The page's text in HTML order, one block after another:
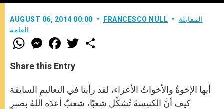
AUGUST 06, 2014 00:00 FRANCESCO NULL
المقابلة
العامة
W
h
t
s
p
p
M
e
s
e
g
e
r
F
a
e
b
o
k
w
r
Share this Entry
أيها الإخوةُ والأخواتُ الأعزاء، لقد رأينا في التعاليمِ السابقة
كيف أنَّ الكنيسةَ تُشكِّل شعبًا، شعبٌ أعدّه اللهُ بصبرٍ